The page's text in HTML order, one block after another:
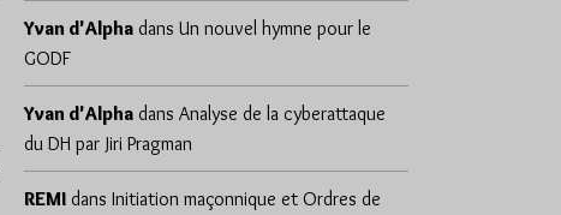
Yvan d'Alpha dans Un nouvel hymne pour le
GODF
Yvan d'Alpha dans Analyse de la cyberattaque
du DH par Jiri Pragman
REMI dans Initiation maçonnique et Ordres de